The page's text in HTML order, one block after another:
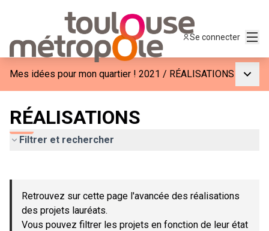
Se connecter
Mes idées pour mon quartier ! 2021 / RÉALISATIONS
RÉALISATIONS
Filtrer et rechercher
−
Retrouvez sur cette page l'avancée des réalisations
des projets lauréats.
Vous pouvez filtrer les projets en fonction de leur état